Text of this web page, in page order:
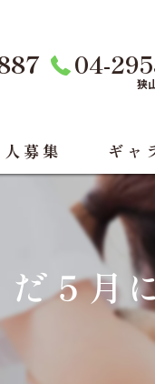
04-
狭
募集 ギャ
だ５月